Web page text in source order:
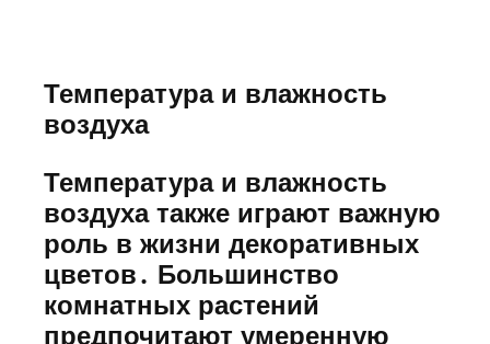
Температура и влажность
воздуха
Температура и влажность
воздуха также играют важную
роль в жизни декоративных
цветов․ Большинство
комнатных растений
предпочитают умеренную